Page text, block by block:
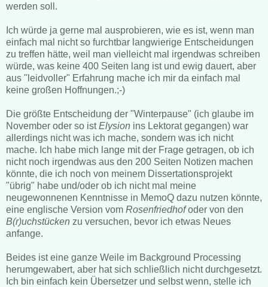
werden soll.
Ich würde ja gerne mal ausprobieren, wie es ist, wenn man
einfach mal nicht so furchtbar langwierige Entscheidungen
zu treffen hätte, weil man vielleicht mal irgendwas schreiben
würde, was keine 400 Seiten lang ist und ewig dauert, aber
aus "leidvoller" Erfahrung mache ich mir da einfach mal
keine großen Hoffnungen.;-)
Die größte Entscheidung der "Winterpause" (ich glaube im
November oder so istElysion ins Lektorat gegangen) war
allerdings nicht was ich mache, sondern was ich nicht
mache. Ich habe mich lange mit der Frage getragen, ob ich
nicht noch irgendwas aus den 200 Seiten Notizen machen
könnte, die ich noch von meinem Dissertationsprojekt
"übrig" habe und/oder ob ich nicht mal meine
neugewonnenen Kenntnisse in MemoQ dazu nutzen könnte,
eine englische Version vom Rosenfriedhofoder von den
B(r)uchstücken zu versuchen, bevor ich etwas Neues
anfange.
Beides ist eine ganze Weile im Background Processing
herumgewabert, aber hat sich schließlich nicht durchgesetzt.
Ich bin einfach kein Übersetzer und selbst wenn, stelle ich